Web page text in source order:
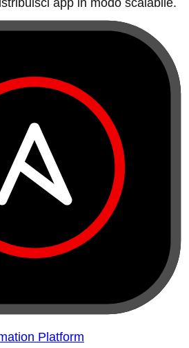
app in modo scalabile.
Platform